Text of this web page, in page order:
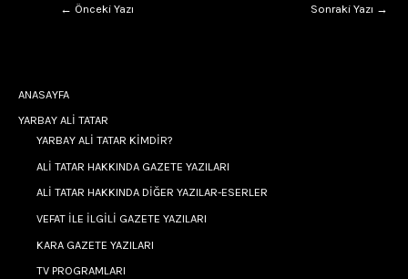
ANASAYFA
YARBAY ALİ TATAR
YARBAY ALİ TATAR KİMDİR?
ALİ TATAR HAKKINDA GAZETE YAZILARI
ALİ TATAR HAKKINDA DİĞER YAZILAR-ESERLER
VEFAT İLE İLGİLİ GAZETE YAZILARI
KARA GAZETE YAZILARI
TV PROGRAMLARI
← Önceki Yazı Sonraki Yazı →